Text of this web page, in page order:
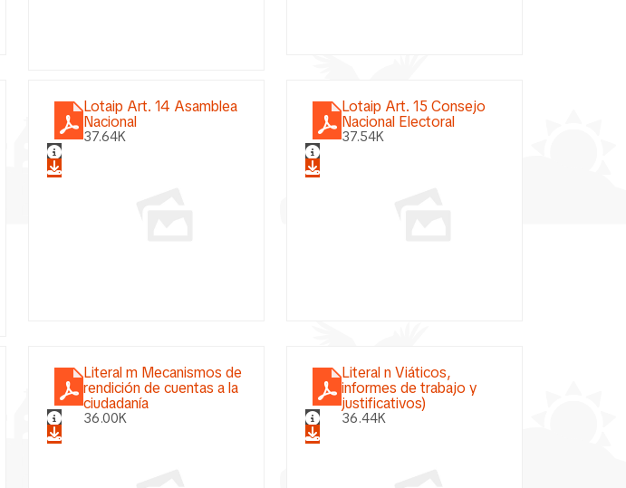
Lotaip Art. 14 Asamblea
Nacional
37.64K
Lotaip Art. 15 Consejo
Nacional Electoral
37.54K
Literal m Mecanismos de
rendición de cuentas a la
ciudadanía
36.00K
Literal n Viáticos,
informes de trabajo y
justificativos)
36.44K